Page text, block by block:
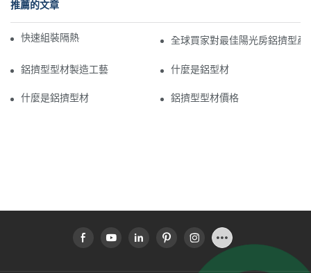
推薦的文章
快速組裝隔熱鋁型材日光浴室 全球買家對最佳陽光房鋁擠型產
鋁擠型型材製造工藝 什麼是鋁型材
什麼是鋁擠型材 鋁擠型型材價格